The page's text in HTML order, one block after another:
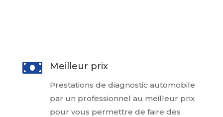
 Meilleur prix
Prestations de diagnostic automobile
par un professionnel au meilleur prix
pour vous permettre de faire des